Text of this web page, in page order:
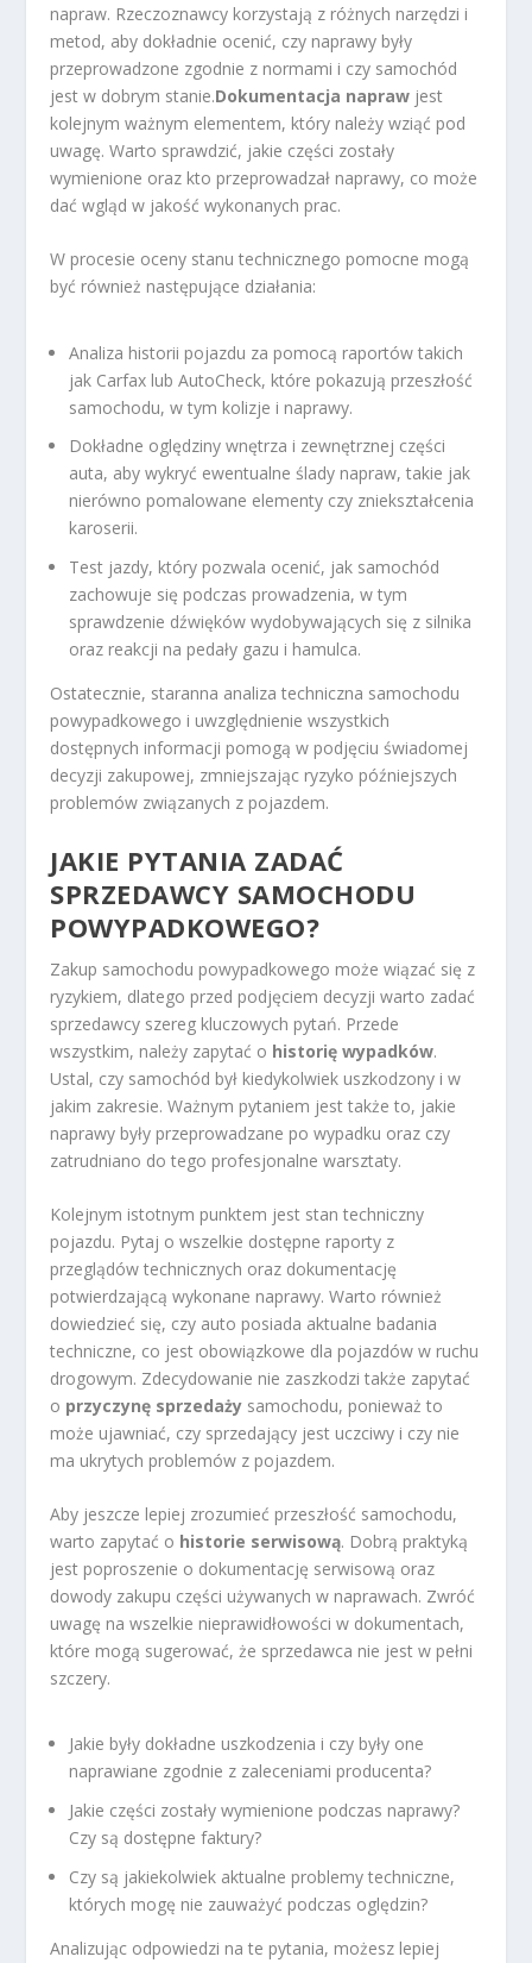
napraw. Rzeczoznawcy korzystają z różnych narzędzi i
metod, aby dokładnie ocenić, czy naprawy były
przeprowadzone zgodnie z normami i czy samochód
jest w dobrym stanie.Dokumentacja napraw jest
kolejnym ważnym elementem, który należy wziąć pod
uwagę. Warto sprawdzić, jakie części zostały
wymienione oraz kto przeprowadzał naprawy, co może
dać wgląd w jakość wykonanych prac.
W procesie oceny stanu technicznego pomocne mogą
być również następujące działania:
Analiza historii pojazdu za pomocą raportów takich
jak Carfax lub AutoCheck, które pokazują przeszłość
samochodu, w tym kolizje i naprawy.
Dokładne oględziny wnętrza i zewnętrznej części
auta, aby wykryć ewentualne ślady napraw, takie jak
nierówno pomalowane elementy czy zniekształcenia
karoserii.
Test jazdy, który pozwala ocenić, jak samochód
zachowuje się podczas prowadzenia, w tym
sprawdzenie dźwięków wydobywających się z silnika
oraz reakcji na pedały gazu i hamulca.
Ostatecznie, staranna analiza techniczna samochodu
powypadkowego i uwzględnienie wszystkich
dostępnych informacji pomogą w podjęciu świadomej
decyzji zakupowej, zmniejszając ryzyko późniejszych
problemów związanych z pojazdem.
JAKIE PYTANIA ZADAĆ
SPRZEDAWCY SAMOCHODU
POWYPADKOWEGO?
Zakup samochodu powypadkowego może wiązać się z
ryzykiem, dlatego przed podjęciem decyzji warto zadać
sprzedawcy szereg kluczowych pytań. Przede
wszystkim, należy zapytać o historię wypadków.
Ustal, czy samochód był kiedykolwiek uszkodzony i w
jakim zakresie. Ważnym pytaniem jest także to, jakie
naprawy były przeprowadzane po wypadku oraz czy
zatrudniano do tego profesjonalne warsztaty.
Kolejnym istotnym punktem jest stan techniczny
pojazdu. Pytaj o wszelkie dostępne raporty z
przeglądów technicznych oraz dokumentację
potwierdzającą wykonane naprawy. Warto również
dowiedzieć się, czy auto posiada aktualne badania
techniczne, co jest obowiązkowe dla pojazdów w ruchu
drogowym. Zdecydowanie nie zaszkodzi także zapytać
o przyczynę sprzedaży samochodu, ponieważ to
może ujawniać, czy sprzedający jest uczciwy i czy nie
ma ukrytych problemów z pojazdem.
Aby jeszcze lepiej zrozumieć przeszłość samochodu,
warto zapytać o historie serwisową. Dobrą praktyką
jest poproszenie o dokumentację serwisową oraz
dowody zakupu części używanych w naprawach. Zwróć
uwagę na wszelkie nieprawidłowości w dokumentach,
które mogą sugerować, że sprzedawca nie jest w pełni
szczery.
Jakie były dokładne uszkodzenia i czy były one
naprawiane zgodnie z zaleceniami producenta?
Jakie części zostały wymienione podczas naprawy?
Czy są dostępne faktury?
Czy są jakiekolwiek aktualne problemy techniczne,
których mogę nie zauważyć podczas oględzin?
Analizując odpowiedzi na te pytania, możesz lepiej